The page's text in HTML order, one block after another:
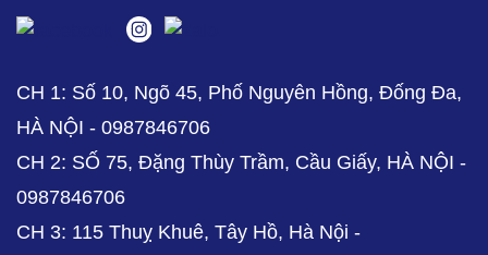
CH 1: Số 10, Ngõ 45, Phố Nguyên Hồng, Đống Đa,
HÀ NỘI - 0987846706
CH 2: SỐ 75, Đặng Thùy Trầm, Cầu Giấy, HÀ NỘI -
0987846706
CH 3: 115 Thuỵ Khuê, Tây Hồ, Hà Nội -